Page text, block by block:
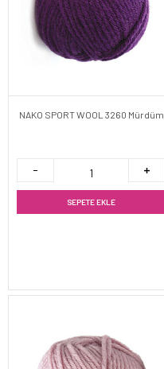
NAKO SPORT WOOL 3260 Mürdüm
SEPETE EKLE